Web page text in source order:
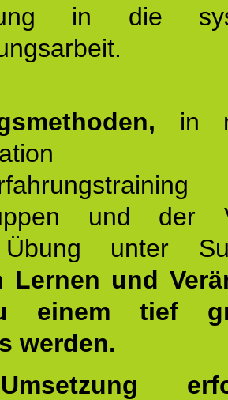
in die
in
und der
unter
Lernen und
einem tief
werden.